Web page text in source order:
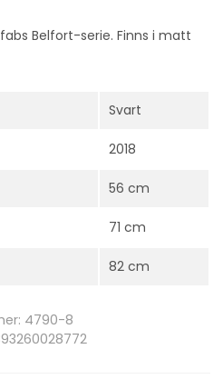
Belfort-serie. Finns i matt
Svart
2018
56 cm
71 cm
82 cm
4790-8